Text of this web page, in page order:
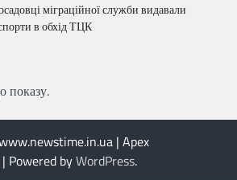
міграційної служби видавали
в обхід ТЦК
показу.
| Apex
| Powered byWordPress.